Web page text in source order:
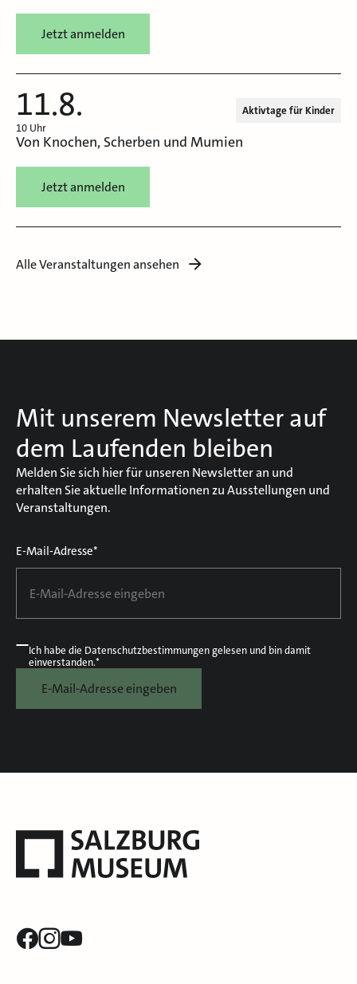
Jetzt anmelden
11.8.
10 Uhr
Aktivtage für Kinder
Von Knochen, Scherben und Mumien
Jetzt anmelden
Alle Veranstaltungen ansehen
Mit unserem Newsletter auf
dem Laufenden bleiben
Melden Sie sich hier für unseren Newsletter an und
erhalten Sie aktuelle Informationen zu Ausstellungen und
Veranstaltungen.
E-Mail-Adresse*
Ich habe die Datenschutzbestimmungengelesen und bin damit
einverstanden.*
E-Mail-Adresse eingeben